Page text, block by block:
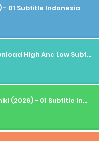
- 01 Subtitle Indonesia
Seluruh Link Download High And Low Subtitle Indonesia
Ichijigen no Sashiki (2026) - 01 Subtitle Indonesia